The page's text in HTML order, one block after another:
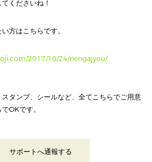
くださいね！
方はこちらです。
2017/10/24/nengajyou/
タンプ、シールなど、全てこちらでご用意
OKです。
サポートへ通報する